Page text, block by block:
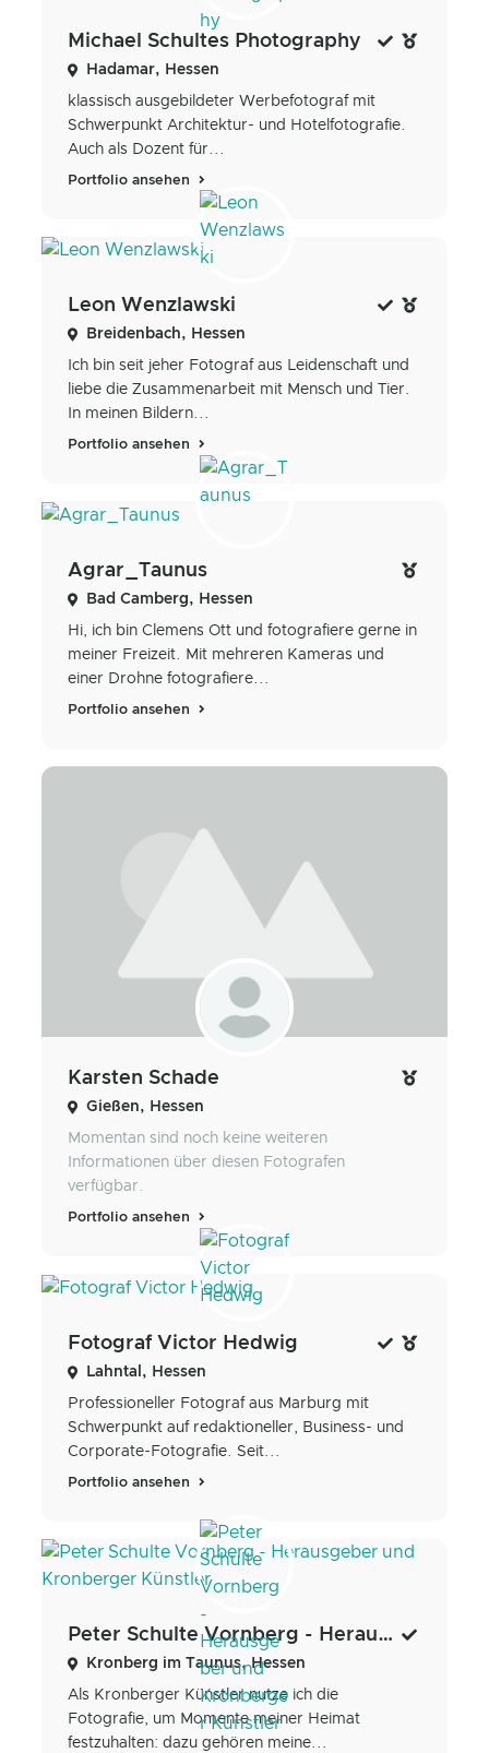
Michael Schultes Photography
Hadamar, Hessen
klassisch ausgebildeter Werbefotograf mit
Schwerpunkt Architektur- und Hotelfotografie.
Auch als Dozent für...
Portfolio ansehen
Leon Wenzlawski
Breidenbach, Hessen
Ich bin seit jeher Fotograf aus Leidenschaft und
liebe die Zusammenarbeit mit Mensch und Tier.
In meinen Bildern...
Portfolio ansehen
Agrar_Taunus
Bad Camberg, Hessen
Hi, ich bin Clemens Ott und fotografiere gerne in
meiner Freizeit. Mit mehreren Kameras und
einer Drohne fotografiere...
Portfolio ansehen
Karsten Schade
Gießen, Hessen
Momentan sind noch keine weiteren
Informationen über diesen Fotografen
verfügbar.
Portfolio ansehen
Fotograf Victor Hedwig
Lahntal, Hessen
Professioneller Fotograf aus Marburg mit
Schwerpunkt auf redaktioneller, Business- und
Corporate-Fotografie. Seit...
Portfolio ansehen
Peter Schulte Vornberg - Herausgeber und Kronberger Künstler
Kronberg im Taunus, Hessen
Als Kronberger Künstler nutze ich die
Fotografie, um Momente meiner Heimat
festzuhalten: dazu gehören meine...